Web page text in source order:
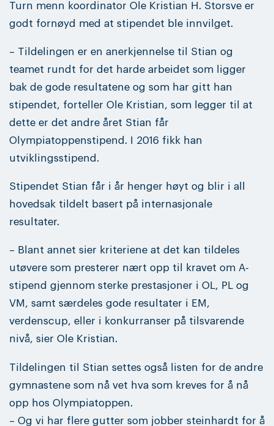
Turn menn koordinator Ole Kristian H. Storsve er
godt fornøyd med at stipendet ble innvilget.
– Tildelingen er en anerkjennelse til Stian og
teamet rundt for det harde arbeidet som ligger
bak de gode resultatene og som har gitt han
stipendet, forteller Ole Kristian, som legger til at
dette er det andre året Stian får
Olympiatoppenstipend. I 2016 fikk han
utviklingsstipend.
Stipendet Stian får i år henger høyt og blir i all
hovedsak tildelt basert på internasjonale
resultater.
– Blant annet sier kriteriene at det kan tildeles
utøvere som presterer nært opp til kravet om A-
stipend gjennom sterke prestasjoner i OL, PL og
VM, samt særdeles gode resultater i EM,
verdenscup, eller i konkurranser på tilsvarende
nivå, sier Ole Kristian.
Tildelingen til Stian settes også listen for de andre
gymnastene som nå vet hva som kreves for å nå
opp hos Olympiatoppen.
– Og vi har flere gutter som jobber steinhardt for å